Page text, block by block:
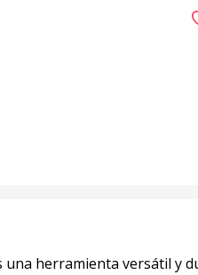
herramienta versátil y